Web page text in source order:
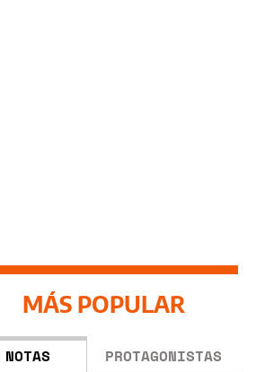
MÁS POPULAR
NOTAS PROTAGONISTAS